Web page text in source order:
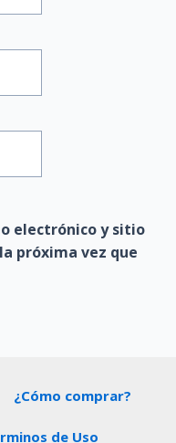
electrónico y sitio
próxima vez que
¿Cómo comprar?
de Uso